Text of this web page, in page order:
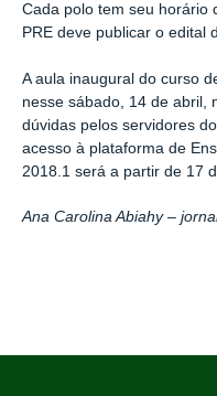
Cada polo tem seu horário
PRE deve publicar o edital
A aula inaugural do curso
nesse sábado, 14 de abril,
dúvidas pelos servidores
acesso à plataforma de
2018.1 será a partir de 17
Ana Carolina Abiahy –